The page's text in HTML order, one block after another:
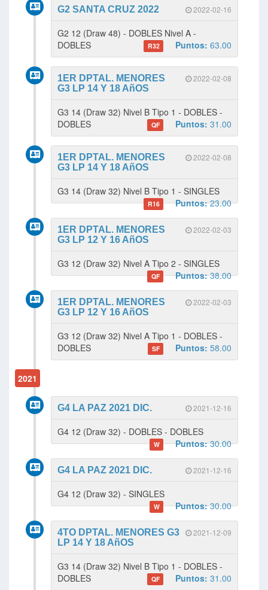
2022-02-16
G2 SANTA CRUZ 2022
G2 12 (Draw 48) - DOBLES Nivel A -
DOBLES
R32 Puntos: 63.00
2022-02-08
1ER DPTAL. MENORES
G3 LP 14 Y 18 AñOS
G3 14 (Draw 32) Nivel B Tipo 1 - DOBLES -
DOBLES
QF Puntos: 31.00
2022-02-08
1ER DPTAL. MENORES
G3 LP 14 Y 18 AñOS
G3 14 (Draw 32) Nivel B Tipo 1 - SINGLES
R16 Puntos:23.00
2022-02-03
1ER DPTAL. MENORES
G3 LP 12 Y 16 AñOS
G3 12 (Draw 32) Nivel A Tipo 2 - SINGLES
QF Puntos:38.00
2022-02-03
1ER DPTAL. MENORES
G3 LP 12 Y 16 AñOS
G3 12 (Draw 32) Nivel A Tipo 1 - DOBLES -
DOBLES
SF Puntos: 58.00
2021
2021-12-16
G4 LA PAZ 2021 DIC.
G4 12 (Draw 32) - DOBLES - DOBLES
W Puntos:30.00
2021-12-16
G4 LA PAZ 2021 DIC.
G4 12 (Draw 32) - SINGLES
W Puntos:30.00
2021-12-09
4TO DPTAL. MENORES G3
LP 14 Y 18 AñOS
G3 14 (Draw 32) Nivel B Tipo 1 - DOBLES -
DOBLES
QF Puntos: 31.00